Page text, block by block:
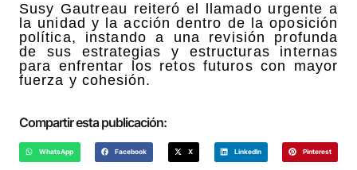
Susy Gautreau reiteró el llamado urgente a
la unidad y la acción dentro de la oposición
política, instando a una revisión profunda
de sus estrategias y estructuras internas
para enfrentar los retos futuros con mayor
fuerza y cohesión.
Compartir esta publicación:
WhatsApp Facebook X LinkedIn Pinterest